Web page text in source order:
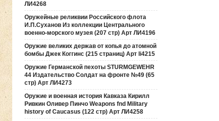
ЛИ4268
Оружейные реликвии Российского флота
И.П.Суханов Из коллекции Центрального
военно-морского музея (207 стр) Арт ЛИ4196
Оружие великих держав от копья до атомной
бомбы Джек Коггинс (215 страниц) Арт li4215
Оружие Германской пехоты STURMGEWEHR
44 Издательство Солдат на фронте №49 (65
стр) Арт ЛИ4273
Оружие и военная история Кавказа Кирилл
Ривкин Оливер Пинчо Weapons fnd Military
history of Caucasus (122 стр) Арт ЛИ4258